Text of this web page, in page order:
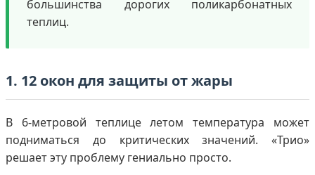
большинства дорогих поликарбонатных
теплиц.
1. 12 окон для защиты от жары
В 6-метровой теплице летом температура может
подниматься до критических значений. «Трио»
решает эту проблему гениально просто.